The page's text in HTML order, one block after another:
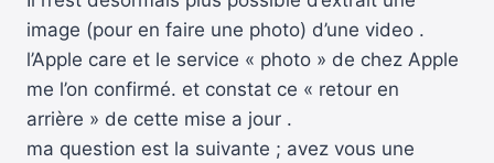
image (pour en faire une photo) d’une video .
l’Apple care et le service « photo » de chez Apple
me l’on confirmé. et constat ce « retour en
arrière » de cette mise a jour .
ma question est la suivante ; avez vous une